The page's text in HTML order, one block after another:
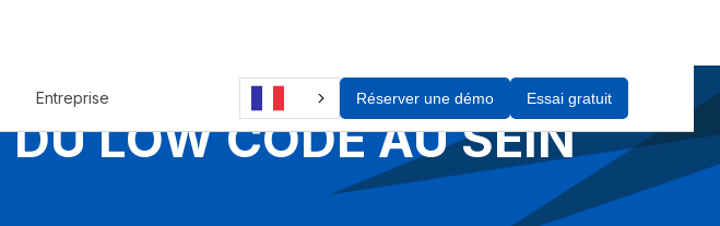
Entreprise Réserver une démo Essai gratuit
LOW CODE AU SEIN